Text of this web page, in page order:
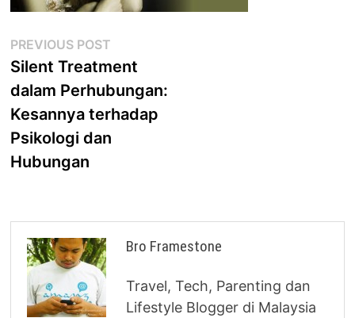
Post
navigation
PREVIOUS POST
post:
Silent Treatment
dalam Perhubungan:
Kesannya terhadap
Psikologi dan
Hubungan
Bro Framestone
Travel, Tech, Parenting dan
Lifestyle Blogger di Malaysia